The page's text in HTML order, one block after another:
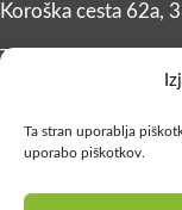
Ta stran uporablja
uporabo piškotkov.
Koroška cesta 62a,
T: +386 (0)3 896 82
Email:info@crti.si